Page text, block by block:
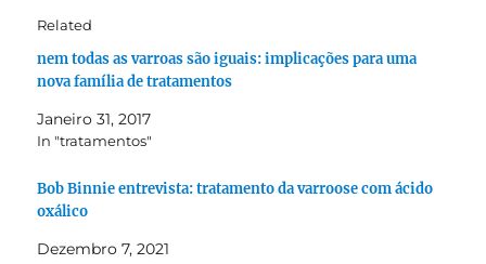
Related
nem todas as varroas são iguais: implicações para uma
nova família de tratamentos
Janeiro 31, 2017
In "tratamentos"
Bob Binnie entrevista: tratamento da varroose com ácido
oxálico
Dezembro 7, 2021